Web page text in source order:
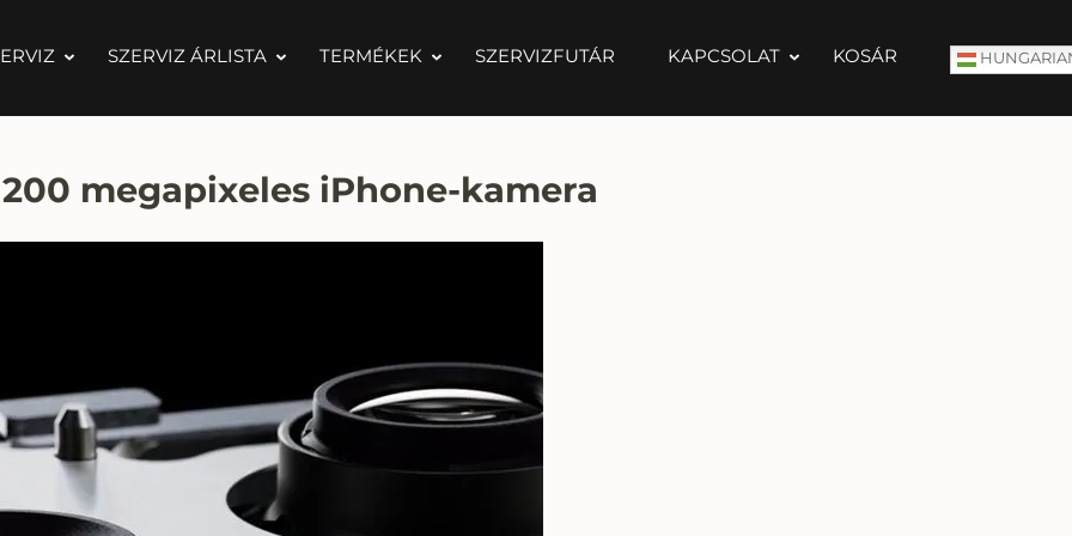
SZERVIZ ÁRLISTA TERMÉKEK SZERVIZFUTÁR KAPCSOLAT KOSÁR
megapixeles iPhone-kamera